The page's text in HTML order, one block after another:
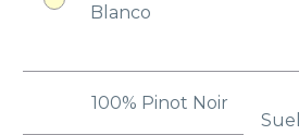
Blanco
100% Pinot Noir